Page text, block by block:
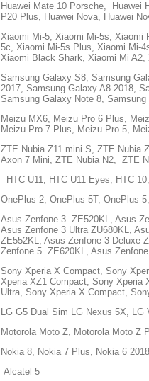
Huawei Mate 10 Porsche, Huawei
P20 Plus, Huawei Nova, Huawei
Xiaomi Mi-5, Xiaomi Mi-5s, Xiaomi
5c, Xiaomi Mi-5s Plus, Xiaomi Mi-
Xiaomi Black Shark, Xiaomi Mi
Samsung Galaxy S8, Samsung
2017, Samsung Galaxy A8 2018,
Samsung Galaxy Note 8,
Meizu MX6, Meizu Pro 6 Plus,
Meizu Pro 7 Plus, Meizu Pro 5,
ZTE Nubia Z11 mini S, ZTE Nubia
Axon 7 Mini, ZTE Nubia N2, ZTE
HTC U11, HTC U11 Eyes, HTC
OnePlus 2, OnePlus 5T, OnePlus
Asus Zenfone 3 ZE520KL, Asus
Asus Zenfone 3 Ultra ZU680KL,
ZE552KL, Asus Zenfone 3 Deluxe
Zenfone 5 ZE620KL, Asus
Sony Xperia X Compact, Sony
Xperia XZ1 Compact, Sony
Ultra, Sony Xperia X Compact,
LG G5 Dual Sim LG Nexus 5X,
Motorola Moto Z, Motorola Moto Z
Nokia 8, Nokia 7 Plus, Nokia 6
Alcatel 5